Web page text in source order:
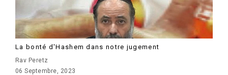
La bonté d'Hashem dans notre jugement
Rav Peretz
06 Septembre, 2023